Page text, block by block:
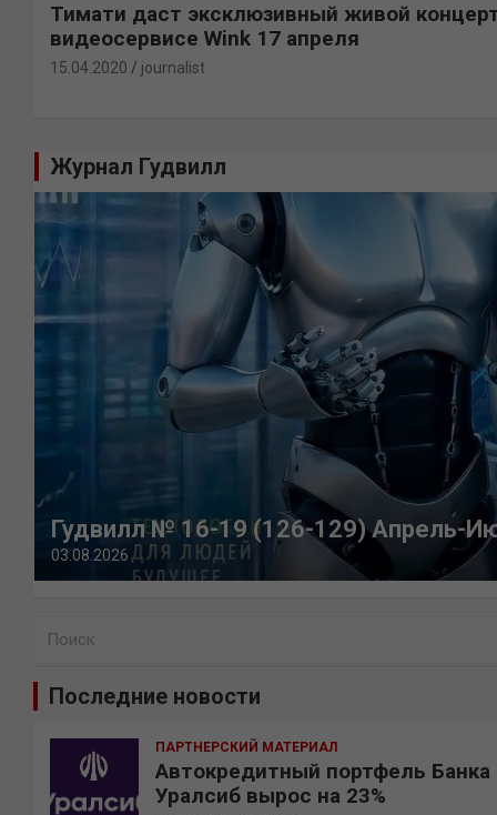
Тимати даст эксклюзивный живой
видеосервисе Wink 17 апреля
15.04.2020 journalist
Журнал Гудвилл
Гудвилл № 16-19 (126-129) Апрель-
03.08.2026
Последние новости
ПАРТНЕРСКИЙ МАТЕРИАЛ
Автокредитный портфель Банка
Уралсиб вырос на 23%